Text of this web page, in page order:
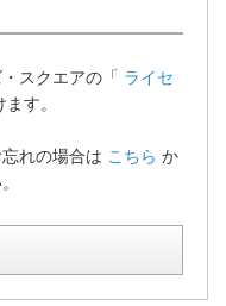
スクエアの「 ライセ
す。
れの場合は こちら か